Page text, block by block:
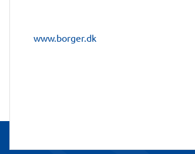
www.borger.dk